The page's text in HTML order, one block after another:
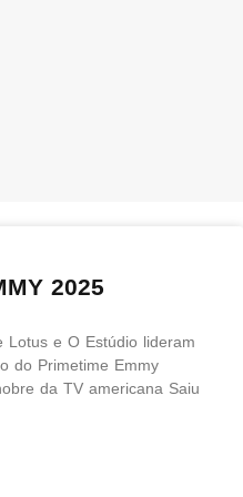
2025
Lotus e O Estúdio lideram
do Primetime Emmy
da TV americana Saiu